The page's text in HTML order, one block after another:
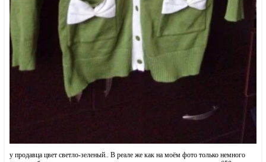
у продавца цвет светло-зеленый.. В реале же как на моём фото только немного